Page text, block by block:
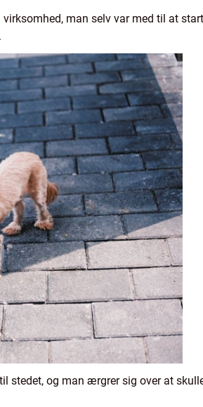
man selv var med til at
stedet, og man ærgrer sig over at